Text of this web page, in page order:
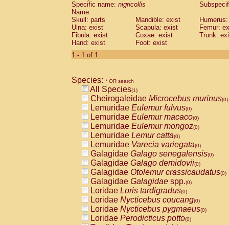
CebidaeSaguinus mystax
Cebidae Saguinus nigricollis (1)
Cebidae Saguinus oedipus
Cebidae Saguinus weddelli
Cebidae Saguinusspp.
Cebidae
CebidaeCebus capucinus
CebidaeCebus nigrivittatus
CebidaeCebus spp.(0)
CebidaeSaimiri boliviensis(0)
CebidaeSaimiri sciureus(0)
AtelidaeAlouatta caraya(0)
AtelidaeAlouatta fusca(0)
AtelidaeAlouatta seniculus(0)
AtelidaeAlouattaspp.(0)
AtelidaeAteles belzebuth(0)
AtelidaeAteles geoffroyi(0)
AtelidaeAteles paniscus(0)
AtelidaeAtelesspp.(0)
AtelidaeLagothrix lagothricha(0)
AtelidaeLagothrix lagothricha cana
PitheciidaeCacajao calvus
Specific name: nigricollis
Name:
Skull: parts
Mandible: exist
Ulna: exist
Scapula: exist
Femur:
Fibula: exist
Coxae: exist
Trunk:
Hand: exist
Foot: exist
1 - 1 of 1
Species: * OR search
All Species(1)
Cheirogaleidae Microcebus murinus(0)
Lemuridae Eulemur fulvus(0)
Lemuridae Eulemur macaco(0)
Lemuridae Eulemur mongoz(0)
Lemuridae Lemur catta(0)
Lemuridae Varecia variegata(0)
Galagidae Galago senegalensis(0)
Galagidae Galago demidovii(0)
Galagidae Otolemur crassicaudatus(0)
Galagidae Galagidae spp.(0)
Loridae Loris tardigradus(0)
Loridae Nycticebus coucang(0)
Loridae Nycticebus pygmaeus(0)
Loridae Perodicticus potto(0)